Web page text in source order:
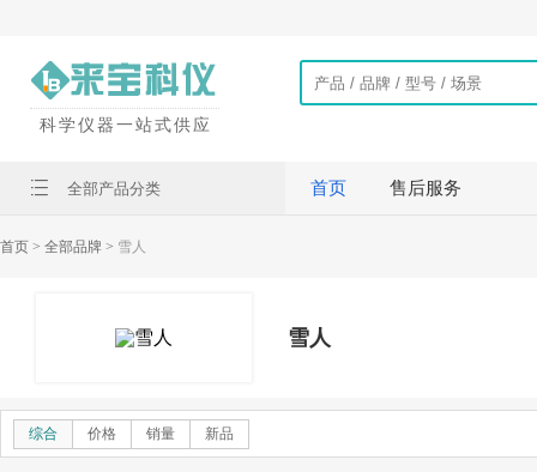
科学仪器一站式供应
全部产品分类 首页 售后服务
首页 > 全部品牌 > 雪人
雪人
综合 价格 销量 新品